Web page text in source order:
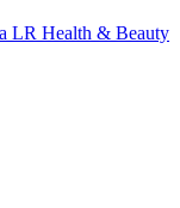
LR Health & Beauty